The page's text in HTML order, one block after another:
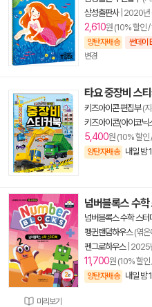
삼성출판사| 2020년
2,610원 (10% 할인
양탄자배송 썬데이
변경
타요 중장비 스
키즈아이콘 편집부(
키즈아이콘(아이코닉
5,400원 (10% 할
양탄자배송 내일 밤
미리보기
넘버블록스 수
넘버블록스 수학 스터
펭귄랜덤하우스(엮은
펜그로하우스| 2025
11,700원 (10% 할
양탄자배송 내일 밤